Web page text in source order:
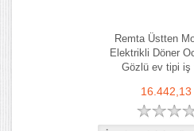
Remta Üstten
Elektrikli Döner
Gözlü ev tipi iş
16.442,13